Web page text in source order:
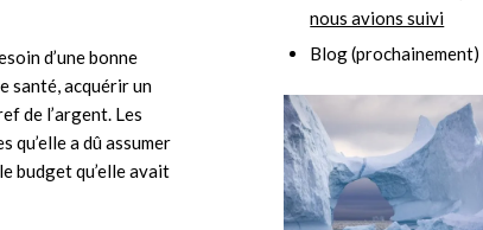
d’une bonne
santé, acquérir un
de l’argent. Les
qu’elle a dû assumer
budget qu’elle avait
nous avions suivi
Blog (prochainement)